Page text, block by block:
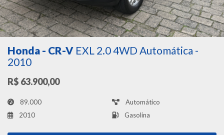
Honda - CR-V EXL 2.0 4WD Automática -
2010
R$ 63.900,00
89.000
Automático
2010
Gasolina